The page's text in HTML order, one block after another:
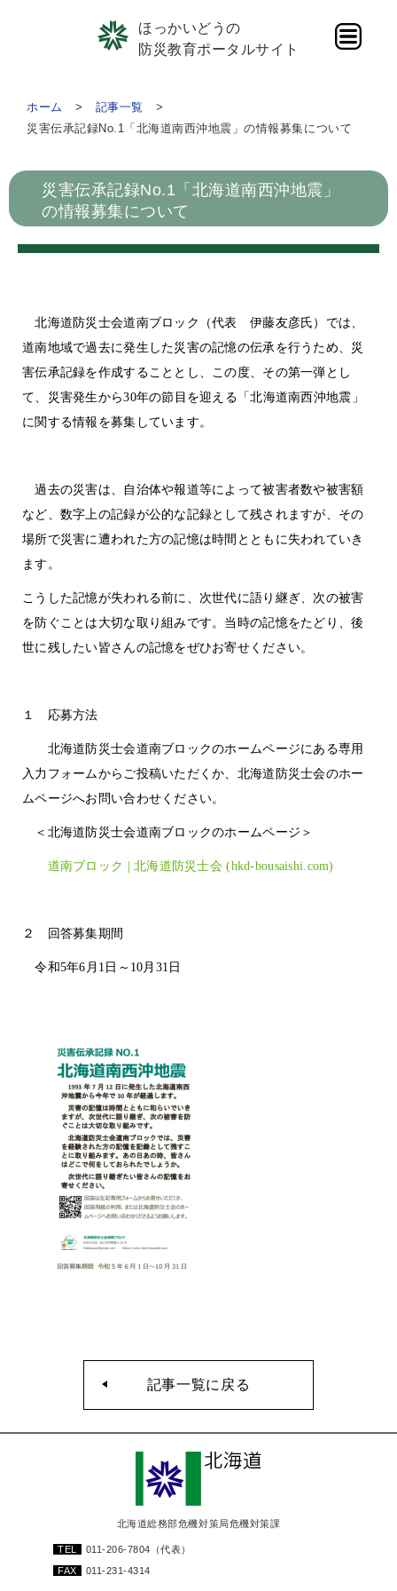
ほっかいどうの
防災教育ポータルサイト
ホーム
記事一覧
災害伝承記録No.1「北海道南西沖地震」の情報募集について
災害伝承記録No.1「北海道南西沖地震」
の情報募集について
北海道防災士会道南ブロック（代表 伊藤友彦氏）では、
道南地域で過去に発生した災害の記憶の伝承を行うため、災
害伝承記録を作成することとし、この度、その第一弾とし
て、災害発生から30年の節目を迎える「北海道南西沖地震」
に関する情報を募集しています。
過去の災害は、自治体や報道等によって被害者数や被害額
など、数字上の記録が公的な記録として残されますが、その
場所で災害に遭われた方の記憶は時間とともに失われていき
ます。
こうした記憶が失われる前に、次世代に語り継ぎ、次の被害
を防ぐことは大切な取り組みです。当時の記憶をたどり、後
世に残したい皆さんの記憶をぜひお寄せください。
１ 応募方法
北海道防災士会道南ブロックのホームページにある専用
入力フォームからご投稿いただくか、北海道防災士会のホー
ムページへお問い合わせください。
＜北海道防災士会道南ブロックのホームページ＞
道南ブロック | 北海道防災士会 (hkd-bousaishi.com)
２ 回答募集期間
令和5年6月1日～10月31日
記事一覧に戻る
北海道総務部危機対策局危機対策課
TEL 011-206-7804 （代表）
FAX
011-231-4314